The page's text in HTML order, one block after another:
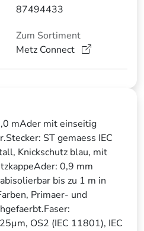
87494433
Zum Sortiment
Metz Connect
mAder mit einseitig
ST gemaess IEC
Knickschutz blau, mit
0,9 mm
bis zu 1 m in
Primaer- und
OS2 (IEC 11801), IEC